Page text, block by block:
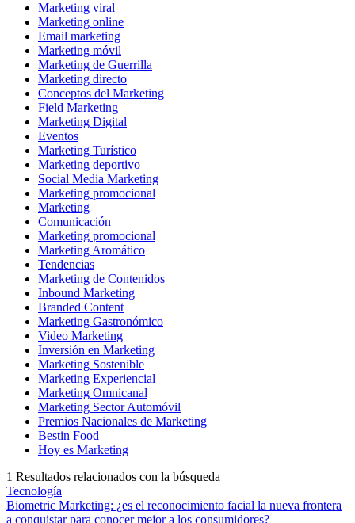
Marketing viral
Marketing online
Email marketing
Marketing móvil
Marketing de Guerrilla
Marketing directo
Conceptos del Marketing
Field Marketing
Marketing Digital
Eventos
Marketing Turístico
Marketing deportivo
Social Media Marketing
Marketing promocional
Marketing
Comunicación
Marketing promocional
Marketing Aromático
Tendencias
Marketing de Contenidos
Inbound Marketing
Branded Content
Marketing Gastronómico
Video Marketing
Inversión en Marketing
Marketing Sostenible
Marketing Experiencial
Marketing Omnicanal
Marketing Sector Automóvil
Premios Nacionales de Marketing
Bestin Food
Hoy es Marketing
1 Resultados relacionados con la búsqueda
Tecnología
Biometric Marketing: ¿es el reconocimiento facial la nueva frontera
a conquistar para conocer mejor a los consumidores?